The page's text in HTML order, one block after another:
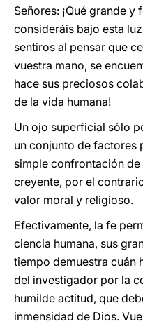
Señores: ¡Qué grande
consideráis bajo esta
sentiros al pensar que
vuestra mano, se
hace sus preciosos
de la vida humana!
Un ojo superficial sólo
un conjunto de factores
simple confrontación
creyente, por el
valor moral y religioso.
Efectivamente, la fe
ciencia humana, sus
tiempo demuestra cuán
del investigador por la
humilde actitud, que
inmensidad de Dios.